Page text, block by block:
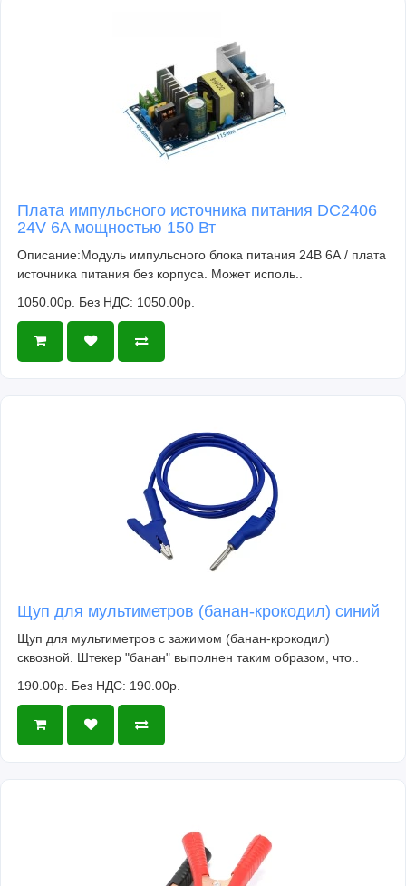
Плата импульсного источника питания DC2406
24V 6A мощностью 150 Вт
Описание:Модуль импульсного блока питания 24В 6А / плата
источника питания без корпуса. Может исполь..
1050.00р. Без НДС: 1050.00р.
Щуп для мультиметров (банан-крокодил) синий
Щуп для мультиметров с зажимом (банан-крокодил)
сквозной. Штекер "банан" выполнен таким образом, что..
190.00р. Без НДС: 190.00р.